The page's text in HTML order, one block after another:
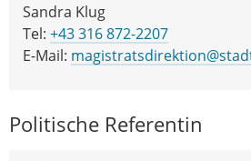
Sandra Klug
Tel: +43 316 872-2207
E-Mail:
Politische Referentin